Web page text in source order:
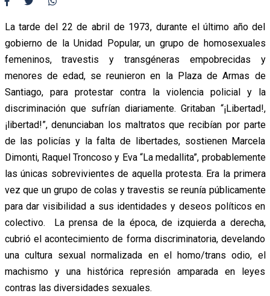
La tarde del 22 de abril de 1973, durante el último año del
gobierno de la Unidad Popular, un grupo de homosexuales
femeninos, travestis y transgéneras empobrecidas y
menores de edad, se reunieron en la Plaza de Armas de
Santiago, para protestar contra la violencia policial y la
discriminación que sufrían diariamente. Gritaban “¡Libertad!,
¡libertad!”, denunciaban los maltratos que recibían por parte
de las policías y la falta de libertades, sostienen Marcela
Dimonti, Raquel Troncoso y Eva “La medallita”, probablemente
las únicas sobrevivientes de aquella protesta. Era la primera
vez que un grupo de colas y travestis se reunía públicamente
para dar visibilidad a sus identidades y deseos políticos en
colectivo. La prensa de la época, de izquierda a derecha,
cubrió el acontecimiento de forma discriminatoria, develando
una cultura sexual normalizada en el homo/trans odio, el
machismo y una histórica represión amparada en leyes
contras las diversidades sexuales.